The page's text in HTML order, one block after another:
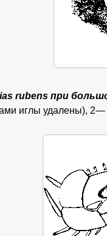
rubens при
иглы удалены),